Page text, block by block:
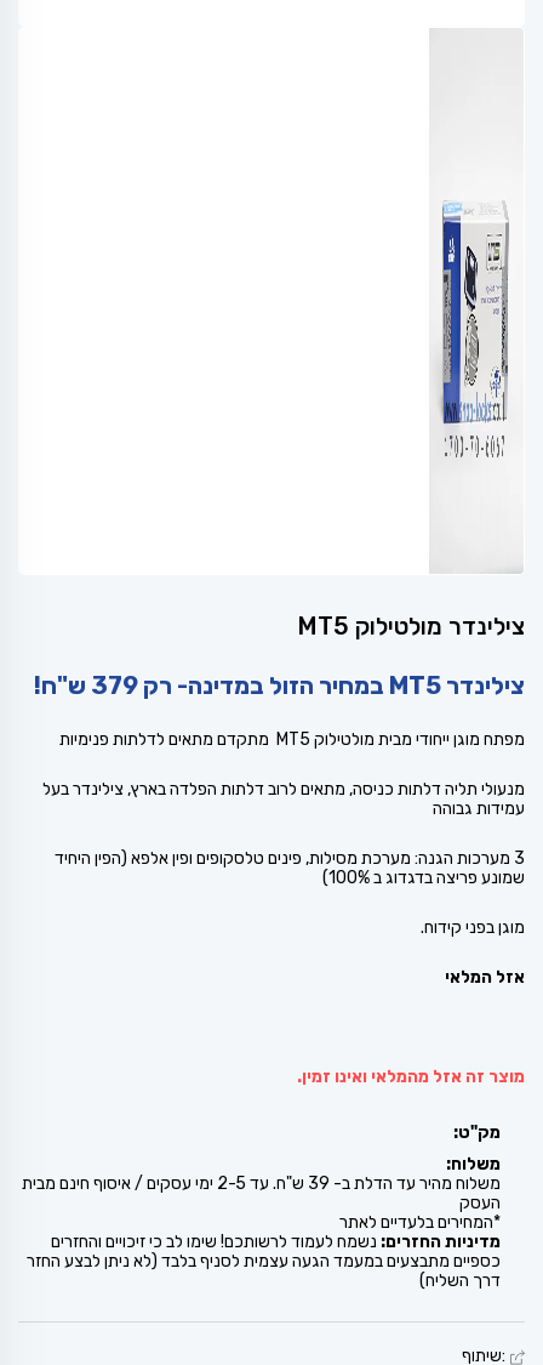
צילינדר מולטילוק MT5
צילינדר MT5 במחיר הזול במדינה- רק 379 ש"ח!
מפתח מוגן ייחודי מבית מולטילוק MT5 מתקדם מתאים לדלתות פנימיות
מנעולי תליה דלתות כניסה, מתאים לרוב דלתות הפלדה בארץ, צילינדר בעל
עמידות גבוהה
3 מערכות הגנה: מערכת מסילות, פינים טלסקופים ופין אלפא (הפין היחיד
שמונע פריצה בדגדוג ב 100%)
מוגן בפני קידוח.
אזל המלאי
מוצר זה אזל מהמלאי ואינו זמין.
מק"ט:
משלוח:
משלוח מהיר עד הדלת ב- 39 ש"ח. עד 2-5 ימי עסקים / איסוף חינם מבית
העסק
*המחירים בלעדיים לאתר
מדיניות החזרים: נשמח לעמוד לרשותכם! שימו לב כי זיכויים והחזרים
כספיים מתבצעים במעמד הגעה עצמית לסניף בלבד (לא ניתן לבצע החזר
דרך השליח)
:שיתוף